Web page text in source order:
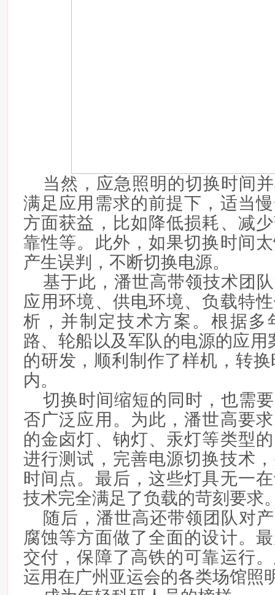
当然，应急照明的切换时间
满足应用需求的前提下，适当
方面获益，比如降低损耗、减
靠性等。此外，如果切换时间
产生误判，不断切换电源。
基于此，潘世高带领技术团
应用环境、供电环境、负载特
析，并制定技术方案。根据多
路、轮船以及军队的电源的应用
的研发，顺利制作了样机，转
内。
切换时间缩短的同时，也需
否广泛应用。为此，潘世高要
的金卤灯、钠灯、汞灯等类型
进行测试，完善电源切换技术
时间点。最后，这些灯具无一
技术完全满足了负载的苛刻要求
随后，潘世高还带领团队对
腐蚀等方面做了全面的设计。
交付，保障了高铁的可靠运行
运用在广州亚运会的各类场馆照